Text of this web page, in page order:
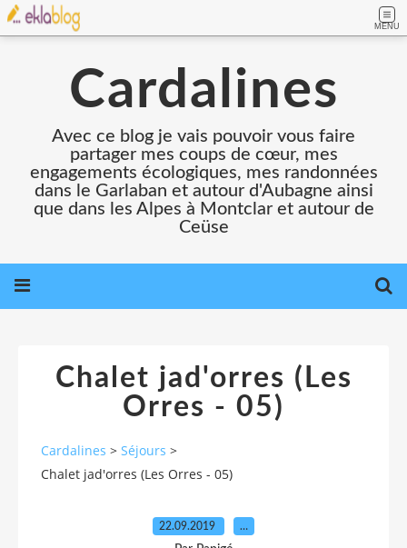
MENU
Cardalines
Avec ce blog je vais pouvoir vous faire
partager mes coups de cœur, mes
engagements écologiques, mes randonnées
dans le Garlaban et autour d'Aubagne ainsi
que dans les Alpes à Montclar et autour de
Ceüse
Chalet jad'orres (Les
Orres - 05)
Cardalines > Séjours >
Chalet jad'orres (Les Orres - 05)
22.09.2019 …